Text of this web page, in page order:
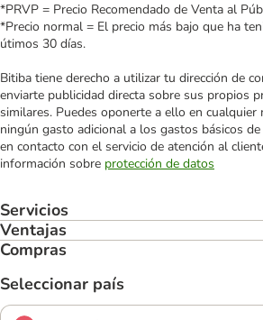
*PRVP = Precio Recomendado de Venta al
*Precio normal = El precio más bajo que ha
útimos 30 días.
Bitiba tiene derecho a utilizar tu dirección de
enviarte publicidad directa sobre sus propios
similares. Puedes oponerte a ello en
ningún gasto adicional a los gastos básicos
en contacto con el servicio de atención al
información sobre protección de datos
Servicios
Ventajas
Compras
Seleccionar país